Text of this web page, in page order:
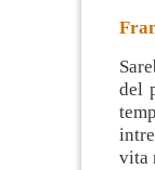
del
vita